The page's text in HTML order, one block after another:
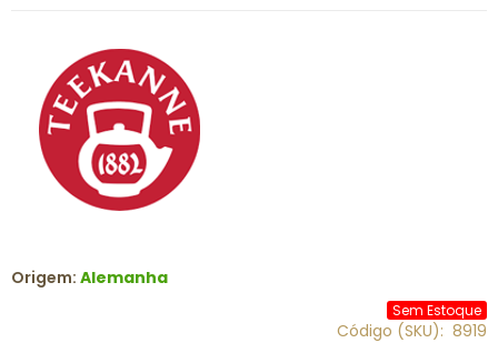
Origem: Alemanha
Sem Estoque
Código (SKU) 8919